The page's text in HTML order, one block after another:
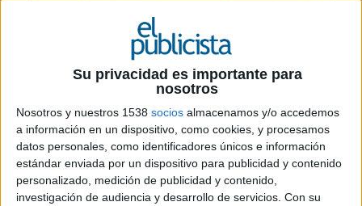
Su privacidad es importante para
nosotros
Nosotros y nuestros 1538 socios almacenamos y/o accedemos
a información en un dispositivo, como cookies, y procesamos
datos personales, como identificadores únicos e información
estándar enviada por un dispositivo para publicidad y contenido
personalizado, medición de publicidad y contenido,
investigación de audiencia y desarrollo de servicios. Con su